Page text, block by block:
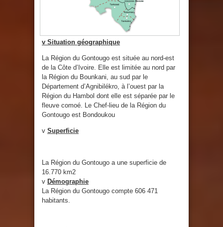
v Situation géographique
La Région du Gontougo est située au nord-est
de la Côte d’Ivoire. Elle est limitée au nord par
la Région du Bounkani, au sud par le
Département d’Agnibilékro, à l’ouest par la
Région du Hambol dont elle est séparée par le
fleuve comoé. Le Chef-lieu de la Région du
Gontougo est Bondoukou
v Superficie
La Région du Gontougo a une superficie de
16.770 km2
v Démographie
La Région du Gontougo compte 606 471
habitants.